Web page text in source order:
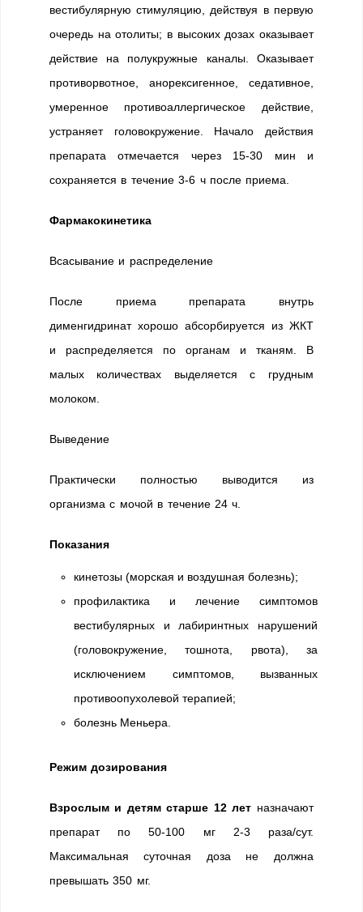
вестибулярную стимуляцию, действуя в первую
очередь на отолиты; в высоких дозах оказывает
действие на полукружные каналы. Оказывает
противорвотное, анорексигенное, седативное,
умеренное противоаллергическое действие,
устраняет головокружение. Начало действия
препарата отмечается через 15-30 мин и
сохраняется в течение 3-6 ч после приема.
Фармакокинетика
Всасывание и распределение
После приема препарата внутрь
дименгидринат хорошо абсорбируется из ЖКТ
и распределяется по органам и тканям. В
малых количествах выделяется с грудным
молоком.
Выведение
Практически полностью выводится из
организма с мочой в течение 24 ч.
Показания
кинетозы (морская и воздушная болезнь);
профилактика и лечение симптомов
вестибулярных и лабиринтных нарушений
(головокружение, тошнота, рвота), за
исключением симптомов, вызванных
противоопухолевой терапией;
болезнь Меньера.
Режим дозирования
Взрослым и детям старше 12 лет назначают
препарат по 50-100 мг 2-3 раза/сут.
Максимальная суточная доза не должна
превышать 350 мг.